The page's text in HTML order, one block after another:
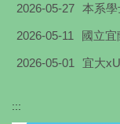
2026-05-27 本系
2026-05-11
2026-05-01 宜大
:::